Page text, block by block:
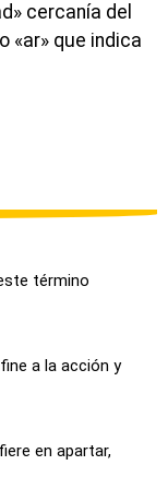
cercanía del
«ar» que indica
término
a la acción y
en apartar,